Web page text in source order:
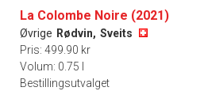
La Colombe Noire (2021)
Øvrige Rødvin, Sveits
Pris: 499.90 kr
Volum: 0.75 l
Bestillingsutvalget